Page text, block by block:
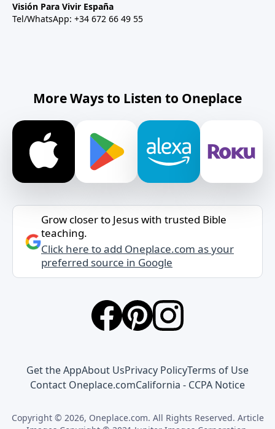
Visión Para Vivir España
Tel/WhatsApp: +34 672 66 49 55
More Ways to Listen to Oneplace
Grow closer to Jesus with trusted Bible
teaching.
Click here to add Oneplace.com as your
preferred source in Google
Get the AppAbout UsPrivacy PolicyTerms of Use
Contact Oneplace.comCalifornia - CCPA Notice
Copyright © 2026, Oneplace.com. All Rights Reserved. Article